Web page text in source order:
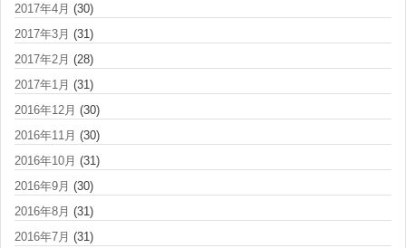
2017年4月 (30)
2017年3月 (31)
2017年2月 (28)
2017年1月 (31)
2016年12月 (30)
2016年11月 (30)
2016年10月 (31)
2016年9月 (30)
2016年8月 (31)
2016年7月 (31)